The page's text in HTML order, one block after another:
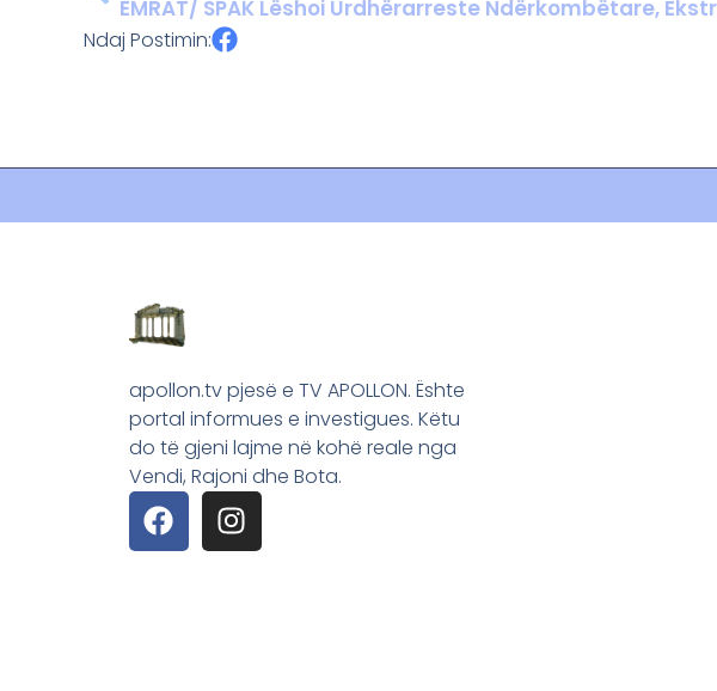
EMRAT/ SPAK Lëshoi Urdhërarreste Ndërkombëtare,
Ndaj Postimin:
apollon.tv pjesë e TV APOLLON. Ështe
portal informues e investigues. Këtu
do të gjeni lajme në kohë reale nga
Vendi, Rajoni dhe Bota.